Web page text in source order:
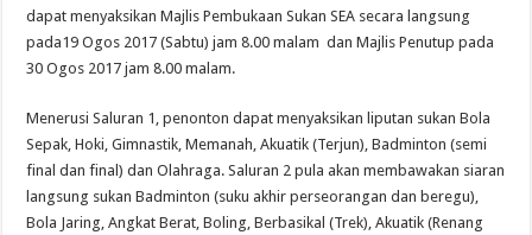
dapat menyaksikan Majlis Pembukaan Sukan SEA secara langsung
pada19 Ogos 2017 (Sabtu) jam 8.00 malam dan Majlis Penutup pada
30 Ogos 2017 jam 8.00 malam.
Menerusi Saluran 1, penonton dapat menyaksikan liputan sukan Bola
Sepak, Hoki, Gimnastik, Memanah, Akuatik (Terjun), Badminton (semi
final dan final) dan Olahraga. Saluran 2 pula akan membawakan siaran
langsung sukan Badminton (suku akhir perseorangan dan beregu),
Bola Jaring, Angkat Berat, Boling, Berbasikal (Trek), Akuatik (Renang